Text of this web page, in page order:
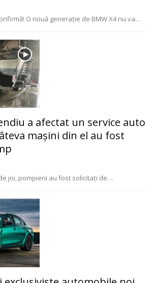
O nouă generație de BMW X4 nu va…
a afectat un service auto
maşini din el au fost
joi, pompierii au fost solicitați de…